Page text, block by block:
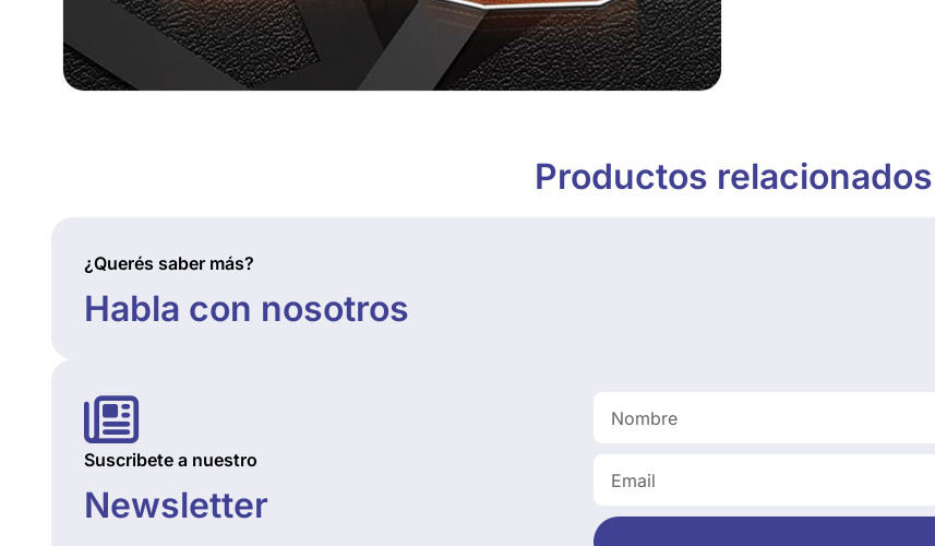
Productos relacionados
¿Querés saber más?
Habla con nosotros
Suscribete a nuestro
Newsletter